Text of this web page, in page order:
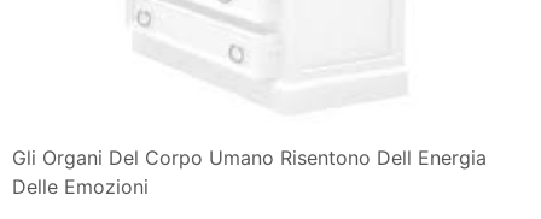
Gli Organi Del Corpo Umano Risentono Dell Energia
Delle Emozioni